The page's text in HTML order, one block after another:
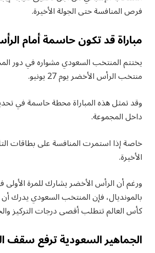
فرص المنافسة حتى الجولة الأخيرة.
مباراة قد تكون حاسمة أمام
يختتم المنتخب السعودي مشواره في دور
منتخب الرأس الأخضر يوم 27 يونيو.
وقد تمثل هذه المباراة محطة حاسمة في
داخل المجموعة.
خاصة إذا استمرت المنافسة على بطاقات
الأخيرة.
ورغم أن الرأس الأخضر يشارك للمرة الأولى
بالمونديال، فإن المنتخب السعودي يدرك
كأس العالم تتطلب أقصى درجات التركيز
الجماهير السعودية ترفع سقف